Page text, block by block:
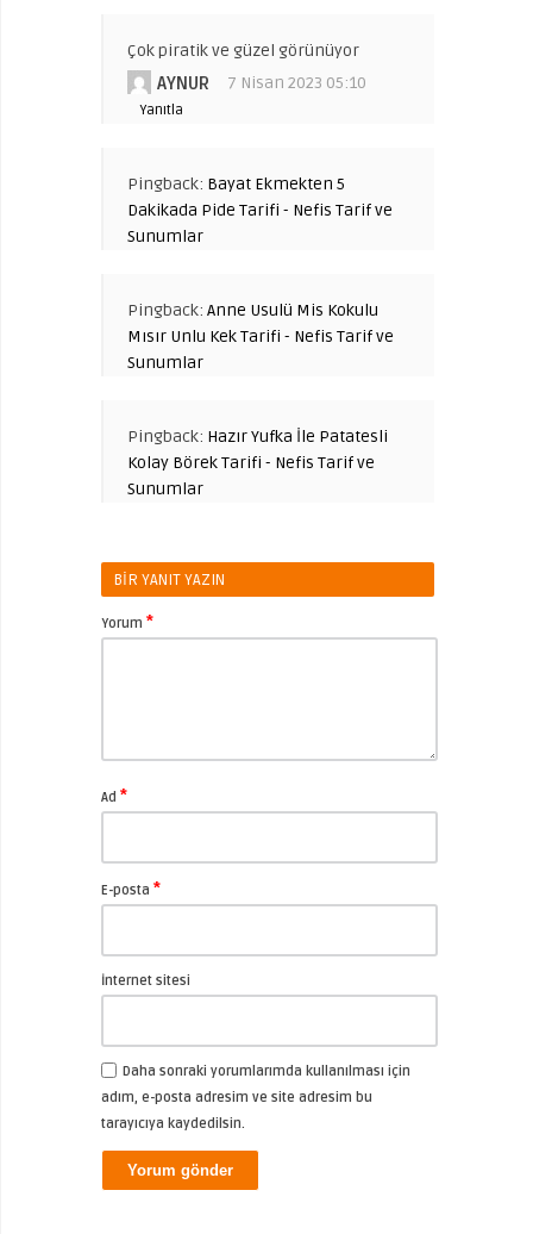
Çok piratik ve güzel görünüyor
AYNUR 7 Nisan 2023 05:10
Yanıtla
Pingback: Bayat Ekmekten 5
Dakikada Pide Tarifi - Nefis Tarif ve
Sunumlar
Pingback: Anne Usulü Mis Kokulu
Mısır Unlu Kek Tarifi - Nefis Tarif ve
Sunumlar
Pingback: Hazır Yufka İle Patatesli
Kolay Börek Tarifi - Nefis Tarif ve
Sunumlar
BIR YANIT YAZIN
Yorum *
Ad *
E-posta *
İnternet sitesi
Daha sonraki yorumlarımda kullanılması için
adım, e-posta adresim ve site adresim bu
tarayıcıya kaydedilsin.